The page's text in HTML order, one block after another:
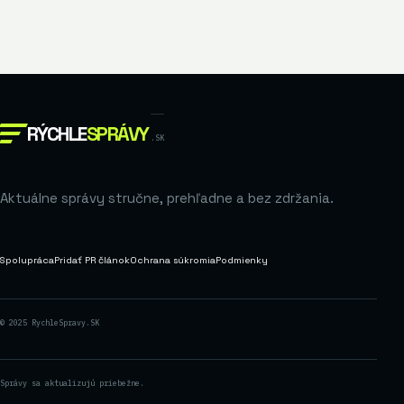
RÝCHLESPRÁVY .SK
Aktuálne správy stručne, prehľadne a bez zdržania.
SpoluprácaPridať PR článokOchrana súkromiaPodmienky
© 2025 RychleSpravy.SK
Správy sa aktualizujú priebežne.